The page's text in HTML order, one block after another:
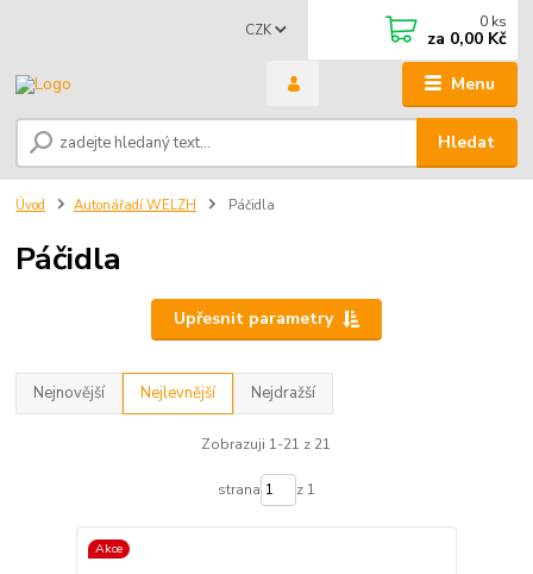
Menu
CZK
Hledat
0 ks
za 0,00 Kč
Úvod Autonářadí WELZH Páčidla
Páčidla
Upřesnit parametry
Nejnovější Nejlevnější Nejdražší
Zobrazuji 1-21 z 21
strana z 1
Akce